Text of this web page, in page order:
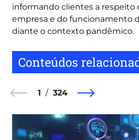
informando clientes a respeito
empresa e do funcionamento
diante o contexto pandêmico.
Conteúdos
1 324